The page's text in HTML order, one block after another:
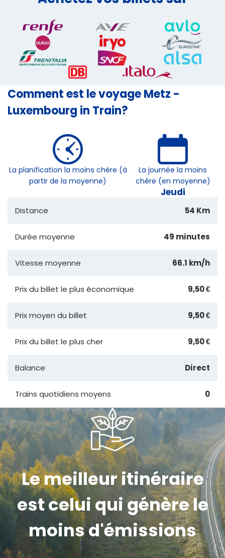
Comment est le voyage Metz -
Luxembourg in Train?
La planification la moins chère (à
partir de la moyenne)
La journée la moins
chère (en moyenne)
Jeudi
Distance 54 Km
Durée moyenne 49 minutes
Vitesse moyenne 66.1 km/h
Prix du billet le plus économique 9,50 €
Prix moyen du billet 9,50 €
Prix du billet le plus cher 9,50 €
Balance Direct
Trains quotidiens moyens 0
Le meilleur itinéraire
est celui qui génère le
moins d'émissions